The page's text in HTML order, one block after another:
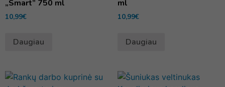
„Smart” 750 ml
10,99€
Daugiau
ml
10,99€
Daugiau